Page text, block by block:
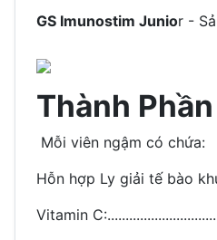
GS Imunostim Junior -
Thành
Mỗi viên ngậm có chứa:
Hỗn hợp Ly giải tế bào
Vitamin